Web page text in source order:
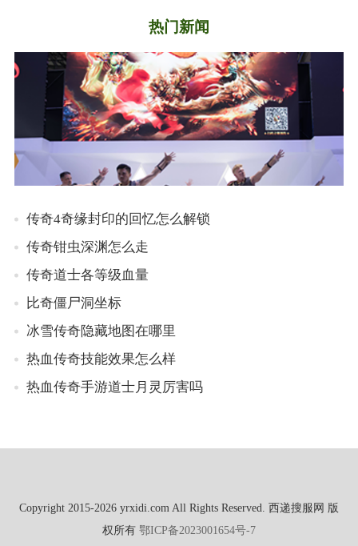
热门新闻
传奇4奇缘封印的回忆怎么解锁
传奇钳虫深渊怎么走
传奇道士各等级血量
比奇僵尸洞坐标
冰雪传奇隐藏地图在哪里
热血传奇技能效果怎么样
热血传奇手游道士月灵厉害吗
Copyright 2015-2026 yrxidi.com All Rights Reserved. 西递搜服网 版
权所有 鄂ICP备2023001654号-7